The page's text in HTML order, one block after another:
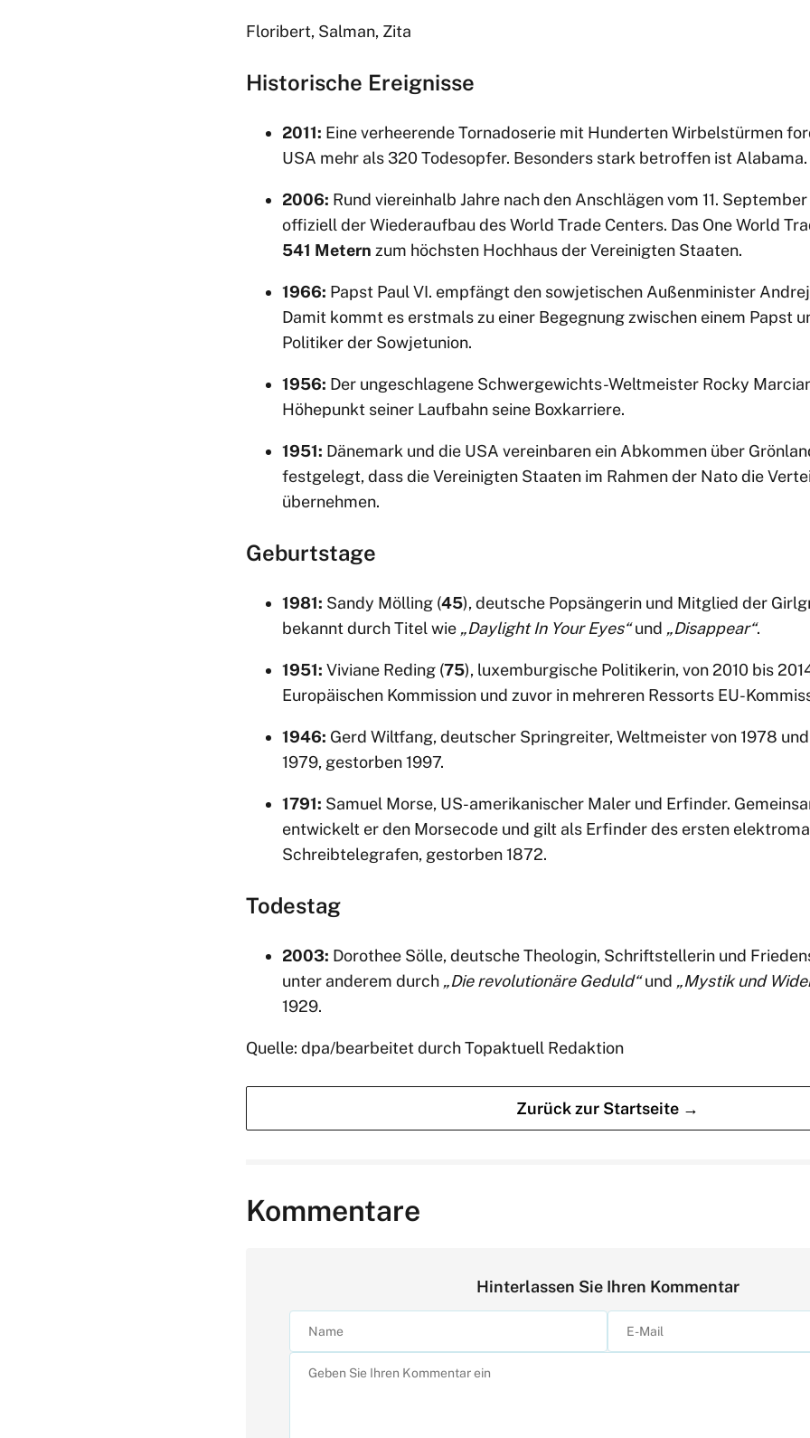
Floribert, Salman, Zita
Historische Ereignisse
2011: Eine verheerende Tornadoserie mit Hunderten Wirbelstürmen
USA mehr als 320 Todesopfer. Besonders stark betroffen ist Alabama.
2006: Rund viereinhalb Jahre nach den Anschlägen vom 11.
offiziell der Wiederaufbau des World Trade Centers. Das One World
541 Metern zum höchsten Hochhaus der Vereinigten Staaten.
1966: Papst Paul VI. empfängt den sowjetischen Außenminister
Damit kommt es erstmals zu einer Begegnung zwischen einem Papst
Politiker der Sowjetunion.
1956: Der ungeschlagene Schwergewichts-Weltmeister Rocky
Höhepunkt seiner Laufbahn seine Boxkarriere.
1951: Dänemark und die USA vereinbaren ein Abkommen über
festgelegt, dass die Vereinigten Staaten im Rahmen der Nato die
übernehmen.
Geburtstage
1981: Sandy Mölling (45), deutsche Popsängerin und Mitglied der
bekannt durch Titel wie „Daylight In Your Eyes“und „Disappear“.
1951: Viviane Reding (75), luxemburgische Politikerin, von 2010 bis
Europäischen Kommission und zuvor in mehreren Ressorts EU-
1946: Gerd Wiltfang, deutscher Springreiter, Weltmeister von 1978
1979, gestorben 1997.
1791: Samuel Morse, US-amerikanischer Maler und Erfinder.
entwickelt er den Morsecode und gilt als Erfinder des ersten
Schreibtelegrafen, gestorben 1872.
Todestag
2003: Dorothee Sölle, deutsche Theologin, Schriftstellerin und
unter anderem durch „Die revolutionäre Geduld“und „Mystik und
1929.
Quelle: dpa/bearbeitet durch Topaktuell Redaktion
Zurück zur Startseite →
Kommentare
Hinterlassen Sie Ihren Kommentar